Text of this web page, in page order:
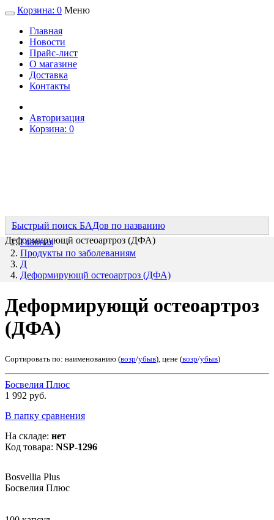
Корзина: 0 Меню
Главная
Новости
Прайс-лист
О магазине
Доставка
Контакты
Авторизация
Корзина: 0
Быстрый поиск БАДов по названию
Деформирующй остеоартроз (ДФА)
Главная
Продукты по заболеваниям
Д
Деформирующй остеоартроз (ДФА)
Деформирующй остеоартроз
(ДФА)
Сортировать по: наименованию (возр/убыв), цене (возр/убыв)
Босвелия Плюс
1 992 руб.
В папку сравнения
На складе: нет
Код товара: NSP-1296
Bosvellia Plus
Босвелия Плюс